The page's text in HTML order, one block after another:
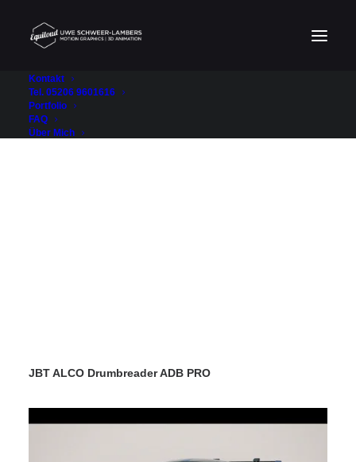
Kontakt
Tel. 05206 9601616
Portfolio
FAQ
Über Mich
JBT ALCO Drumbreader ADB PRO